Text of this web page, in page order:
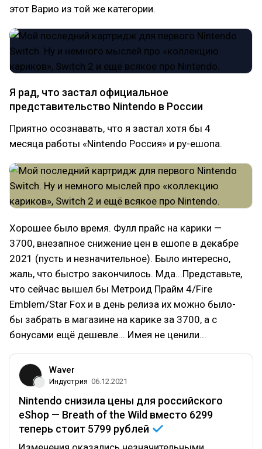
этот Варио из той же категории.
Я рад, что застал официальное
представительство Nintendo в России
Приятно осознавать, что я застал хотя бы 4
месяца работы «Nintendo Россия» и ру-ешопа.
Хорошее было время. Фулл прайс на карики —
3700, внезапное снижение цен в ешопе в декабре
2021 (пусть и незначительное). Было интересно,
жаль, что быстро закончилось. Мда...Представьте,
что сейчас вышел бы Метроид Прайм 4/Fire
Emblem/Star Fox и в день релиза их можно было-
бы забрать в магазине на карике за 3700, а с
бонусами ещё дешевле... Имея не ценили...
Waver
Индустрия 06.12.2021
Nintendo снизила цены для российского
eShop — Breath of the Wild вместо 6299
теперь стоит 5799 рублей